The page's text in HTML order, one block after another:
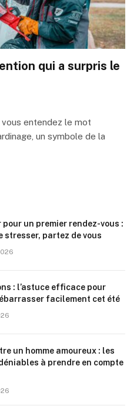
qui a surpris le
entendez le mot
un symbole de la
pour un premier rendez-vous :
stresser, partez de vous
: l’astuce efficace pour
facilement cet été
un homme amoureux : les
à prendre en compte